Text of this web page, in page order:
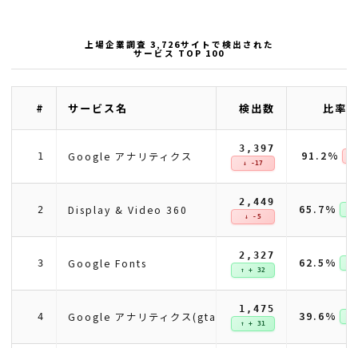
上場企業調査 3,726サイトで検出された
サービス TOP 100
# サービス名 検出数 比率(
1 Google アナリティクス
3,397
↓ -17 91.2%
2 Display & Video 360
2,449
↓ -5 65.7%
3 Google Fonts
2,327
↑ + 32 62.5%
4 Google アナリティクス(gtag)
1,475
↑ + 31 39.6%